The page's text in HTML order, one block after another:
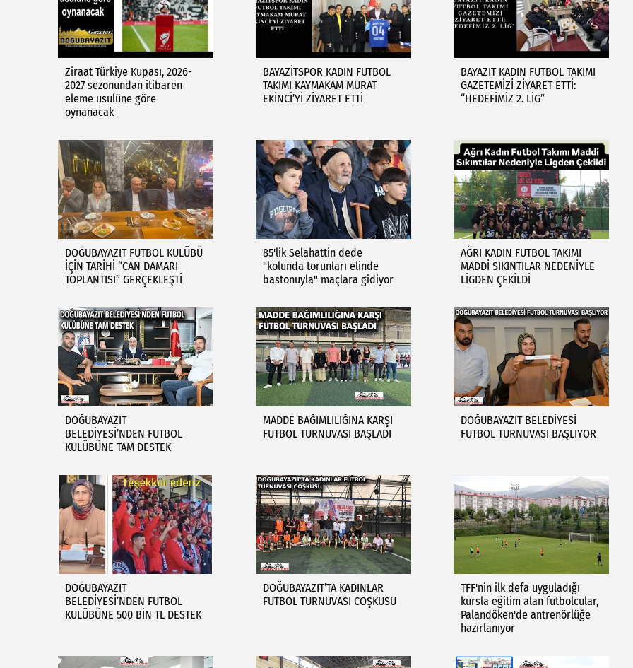
Ziraat Türkiye Kupası, 2026-
2027 sezonundan itibaren
eleme usulüne göre
oynanacak
BAYAZİTSPOR KADIN FUTBOL
TAKIMI KAYMAKAM MURAT
EKİNCİ’Yİ ZİYARET ETTİ
BAYAZIT KADIN FUTBOL TAKIMI
GAZETEMİZİ ZİYARET ETTİ:
“HEDEFİMİZ 2. LİG”
DOĞUBAYAZIT FUTBOL KULÜBÜ
İÇİN TARİHİ “CAN DAMARI
TOPLANTISI” GERÇEKLEŞTİ
85'lik Selahattin dede
"kolunda torunları elinde
bastonuyla" maçlara gidiyor
AĞRI KADIN FUTBOL TAKIMI
MADDİ SIKINTILAR NEDENİYLE
LİGDEN ÇEKİLDİ
DOĞUBAYAZIT
BELEDİYESİ’NDEN FUTBOL
KULÜBÜNE TAM DESTEK
MADDE BAĞIMLILIĞINA KARŞI
FUTBOL TURNUVASI BAŞLADI
DOĞUBAYAZIT BELEDİYESİ
FUTBOL TURNUVASI BAŞLIYOR
DOĞUBAYAZIT
BELEDİYESİ’NDEN FUTBOL
KULÜBÜNE 500 BİN TL DESTEK
DOĞUBAYAZIT’TA KADINLAR
FUTBOL TURNUVASI COŞKUSU
TFF'nin ilk defa uyguladığı
kursla eğitim alan futbolcular,
Palandöken'de antrenörlüğe
hazırlanıyor